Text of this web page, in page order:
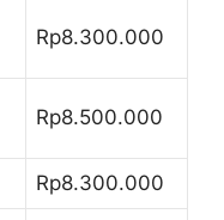
Rp8.300.000
Rp8.500.000
Rp8.300.000